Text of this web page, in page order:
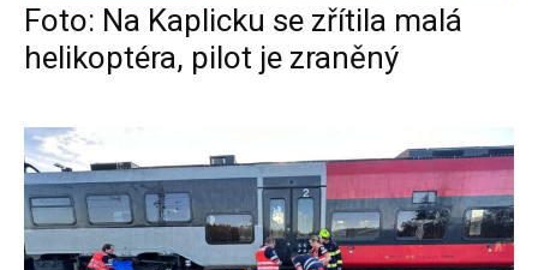
Foto: Na Kaplicku se zřítila malá
helikoptéra, pilot je zraněný